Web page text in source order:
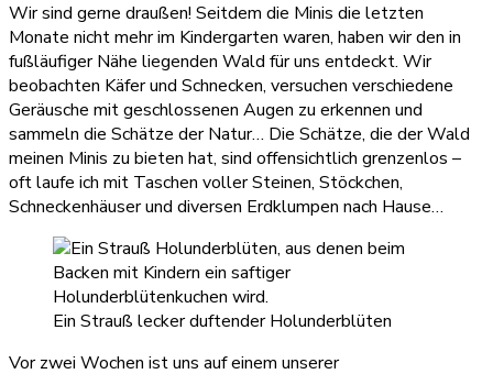
Wir sind gerne draußen! Seitdem die Minis die letzten
Monate nicht mehr im Kindergarten waren, haben wir den in
fußläufiger Nähe liegenden Wald für uns entdeckt. Wir
beobachten Käfer und Schnecken, versuchen verschiedene
Geräusche mit geschlossenen Augen zu erkennen und
sammeln die Schätze der Natur… Die Schätze, die der Wald
meinen Minis zu bieten hat, sind offensichtlich grenzenlos –
oft laufe ich mit Taschen voller Steinen, Stöckchen,
Schneckenhäuser und diversen Erdklumpen nach Hause…
Ein Strauß lecker duftender Holunderblüten
Vor zwei Wochen ist uns auf einem unserer